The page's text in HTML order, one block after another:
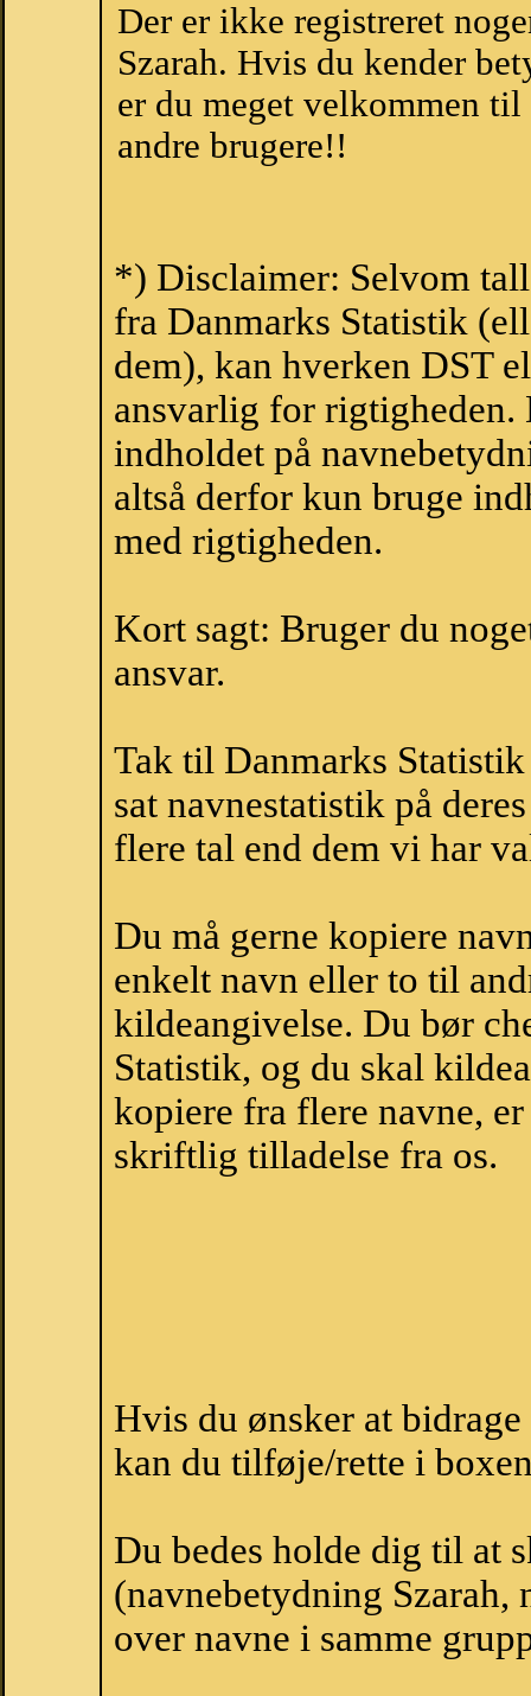
Der er ikke registreret
Szarah. Hvis du kender
er du meget velkommen
andre brugere!!
*) Disclaimer: Selvom
fra Danmarks Statistik
dem), kan hverken DST
ansvarlig for
indholdet på
altså derfor kun bruge
med rigtigheden.
Kort sagt: Bruger du
ansvar.
Tak til Danmarks
sat navnestatistik på
flere tal end dem vi har
Du må gerne kopiere
enkelt navn eller to til
kildeangivelse. Du bør
Statistik, og du skal
kopiere fra flere navne,
skriftlig tilladelse fra os.
Hvis du ønsker at
kan du tilføje/rette i
Du bedes holde dig til at
(navnebetydning Szarah,
over navne i samme